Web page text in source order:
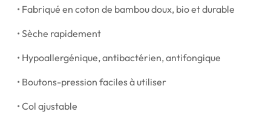
• Fabriqué en coton de bambou doux, bio et durable
• Sèche rapidement
• Hypoallergénique, antibactérien, antifongique
• Boutons-pression faciles à utiliser
• Col ajustable